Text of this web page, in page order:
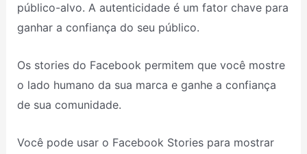
público-alvo. A autenticidade é um fator chave para
ganhar a confiança do seu público.
Os stories do Facebook permitem que você mostre
o lado humano da sua marca e ganhe a confiança
de sua comunidade.
Você pode usar o Facebook Stories para mostrar